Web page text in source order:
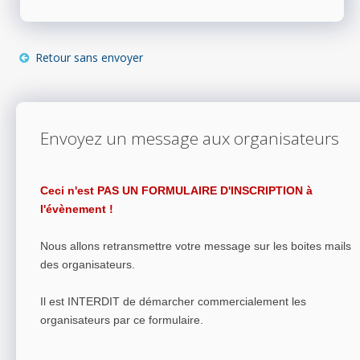
Retour sans envoyer
Envoyez un message aux organisateurs
Ceci n'est PAS UN FORMULAIRE D'INSCRIPTION à
l'évènement !
Nous allons retransmettre votre message sur les boites mails
des organisateurs.
Il est INTERDIT de démarcher commercialement les
organisateurs par ce formulaire.